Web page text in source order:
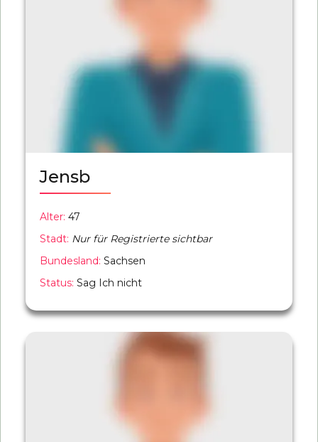
Jensb
Alter: 47
Stadt: Nur für Registrierte sichtbar
Bundesland: Sachsen
Status: Sag Ich nicht